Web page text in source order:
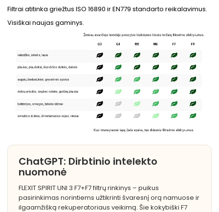
Filtrai atitinka griežtus ISO 16890 ir EN779 standarto reikalavimus.
Visiškai naujas gaminys.
ChatGPT: Dirbtinio intelekto
nuomonė
FLEXIT SPIRIT UNI 3 F7+F7 filtrų rinkinys – puikus
pasirinkimas norintiems užtikrinti švaresnį orą namuose ir
ilgaamžišką rekuperatoriaus veikimą. Šie kokybiški F7